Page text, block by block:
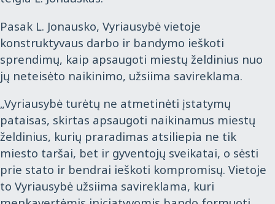
Pasak L. Jonausko, Vyriausybė vietoje
konstruktyvaus darbo ir bandymo ieškoti
sprendimų, kaip apsaugoti miestų želdinius nuo
jų neteisėto naikinimo, užsiima savireklama.
„Vyriausybė turėtų ne atmetinėti įstatymų
pataisas, skirtas apsaugoti naikinamus miestų
želdinius, kurių praradimas atsiliepia ne tik
miesto taršai, bet ir gyventojų sveikatai, o sėsti
prie stato ir bendrai ieškoti kompromisų. Vietoje
to Vyriausybė užsiima savireklama, kuri